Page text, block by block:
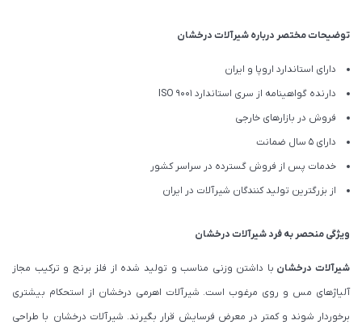
توضیحات مختصر درباره شیرآلات درخشان
دارای استاندارد اروپا و ایران
دارنده گواهینامه از سری استاندارد ISO 9001
فروش در بازارهای خارجی
دارای 5 سال ضمانت
خدمات پس از فروش گسترده در سراسر کشور
از بزرگترین تولید کنندگان شیرآلات در ایران
ویژگی منحصر به فرد شیرآلات درخشان
شیرآلات درخشان با داشتن وزنی مناسب و تولید شده از فلز برنج و ترکیب مجاز
آلیاژهای مس و روی مرغوب است. شیرآلات اهرمی درخشان از استحکام بیشتری
برخوردار شوند و کمتر در معرض فرسایش قرار بگیرند. شیرآلات درخشان با طراحی